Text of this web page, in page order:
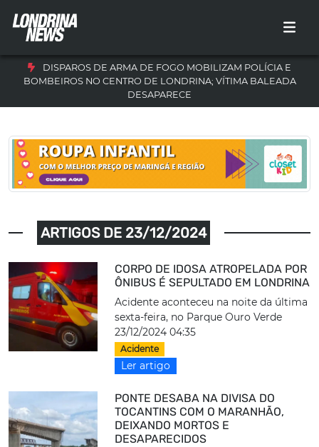
DISPAROS DE ARMA DE FOGO MOBILIZAM POLÍCIA E
BOMBEIROS NO CENTRO DE LONDRINA; VÍTIMA BALEADA
DESAPARECE
ARTIGOS DE 23/12/2024
CORPO DE IDOSA ATROPELADA POR
ÔNIBUS É SEPULTADO EM LONDRINA
Acidente aconteceu na noite da última
sexta-feira, no Parque Ouro Verde
23/12/2024 04:35
Acidente
Ler artigo
PONTE DESABA NA DIVISA DO
TOCANTINS COM O MARANHÃO,
DEIXANDO MORTOS E
DESAPARECIDOS